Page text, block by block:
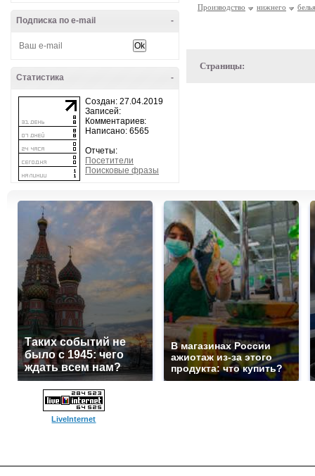
-
Подписка по e-mail
-
Статистика
Создан: 27.04.2019
Записей:
Комментариев:
Написано: 6565
Отчеты:
Посетители
Поисковые фразы
Производство
нижнего белья
Страницы:
Таких событий не
было с 1945: чего
ждать всем нам?
В магазинах России
ажиотаж из-за этого
продукта: что купить?
LiveInternet